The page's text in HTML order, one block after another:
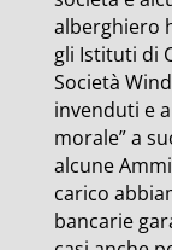
alberghiero
gli Istituti di
Società
invenduti e
morale” a
alcune
carico
bancarie